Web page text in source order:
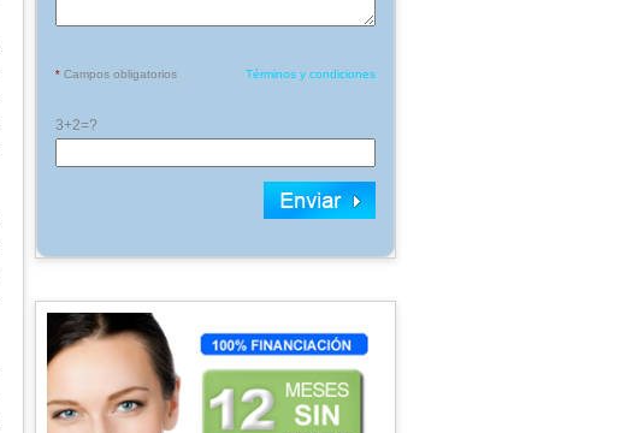
* Campos obligatorios Términos y condiciones
3+2=?